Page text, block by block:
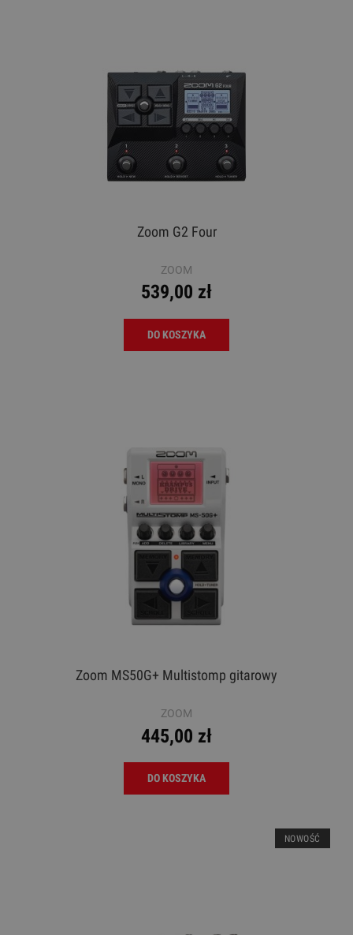
Zoom G2 Four
ZOOM
539,00 zł
DO KOSZYKA
Zoom MS50G+ Multistomp gitarowy
ZOOM
445,00 zł
DO KOSZYKA
NOWOŚĆ